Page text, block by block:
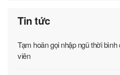
Tin tức
Tạm hoãn gọi nhập ngũ thời
viên